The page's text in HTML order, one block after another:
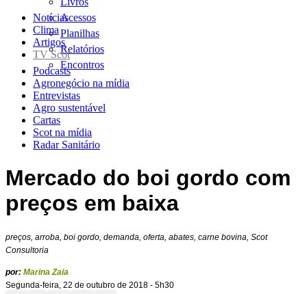
Acessos
Planilhas
Relatórios
Encontros
Notícias
Clima
Artigos
TV Scot
Podcasts
Agronegócio na mídia
Entrevistas
Agro sustentável
Cartas
Scot na mídia
Radar Sanitário
Mercado do boi gordo com
preços em baixa
preços, arroba, boi gordo, demanda, oferta, abates, carne bovina, Scot
Consultoria
por: Marina Zaia
Segunda-feira, 22 de outubro de 2018 - 5h30